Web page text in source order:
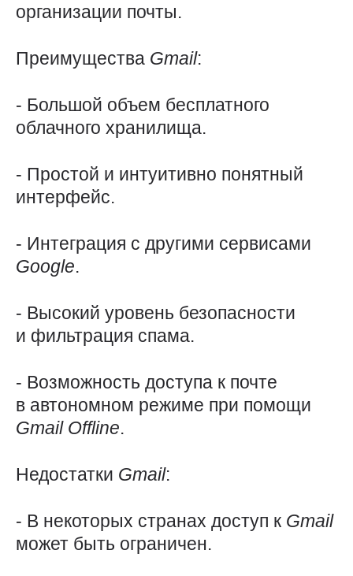
организации почты.
Преимущества Gmail:
- Большой объем бесплатного
облачного хранилища.
- Простой и интуитивно понятный
интерфейс.
- Интеграция с другими сервисами
Google.
- Высокий уровень безопасности
и фильтрация спама.
- Возможность доступа к почте
в автономном режиме при помощи
Gmail Offline.
Недостатки Gmail:
- В некоторых странах доступ к Gmail
может быть ограничен.